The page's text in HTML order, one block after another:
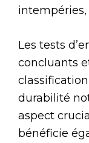
intempéries,
Les tests
concluants
durabilité
aspect
bénéficie